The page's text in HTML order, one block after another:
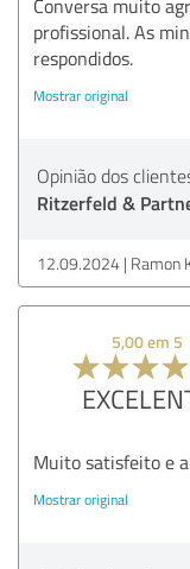
Conversa muito
profissional. As
respondidos.
Mostrar original
Opinião dos
Ritzerfeld &
12.09.2024 Ramon
5,00 em 5
Muito satisfeito e
Mostrar original